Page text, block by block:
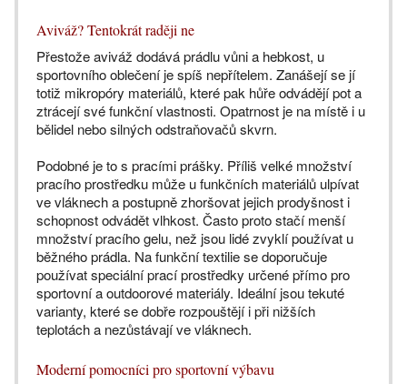
Aviváž? Tentokrát raději ne
Přestože aviváž dodává prádlu vůni a hebkost, u
sportovního oblečení je spíš nepřítelem. Zanášejí se jí
totiž mikropóry materiálů, které pak hůře odvádějí pot a
ztrácejí své funkční vlastnosti. Opatrnost je na místě i u
bělidel nebo silných odstraňovačů skvrn.
Podobné je to s pracími prášky. Příliš velké množství
pracího prostředku může u funkčních materiálů ulpívat
ve vláknech a postupně zhoršovat jejich prodyšnost i
schopnost odvádět vlhkost. Často proto stačí menší
množství pracího gelu, než jsou lidé zvyklí používat u
běžného prádla. Na funkční textilie se doporučuje
používat speciální prací prostředky určené přímo pro
sportovní a outdoorové materiály. Ideální jsou tekuté
varianty, které se dobře rozpouštějí i při nižších
teplotách a nezůstávají ve vláknech.
Moderní pomocníci pro sportovní výbavu